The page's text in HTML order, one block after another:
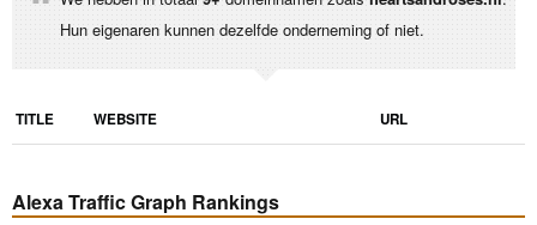
Hun eigenaren kunnen dezelfde onderneming of niet.
TITLE WEBSITE URL
Alexa Traffic Graph Rankings